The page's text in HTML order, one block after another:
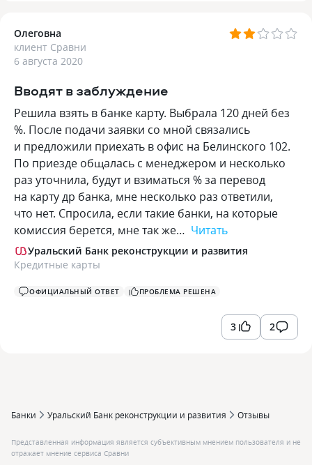
Олеговна
клиент Сравни
6 августа 2020
Вводят в заблуждение
Решила взять в банке карту. Выбрала 120 дней без
%. После подачи заявки со мной связались
и предложили приехать в офис на Белинского 102.
По приезде общалась с менеджером и несколько
раз уточнила, будут и взиматься % за перевод
на карту др банка, мне несколько раз ответили,
что нет. Спросила, если такие банки, на которые
комиссия берется, мне так же… Читать
Уральский Банк реконструкции и развития
Кредитные карты
ОФИЦИАЛЬНЫЙ ОТВЕТ ПРОБЛЕМА РЕШЕНА
3 2
Банки Уральский Банк реконструкции и развития Отзывы
Представленная информация является субъективным мнением пользователя и не
отражает мнение сервиса Сравни